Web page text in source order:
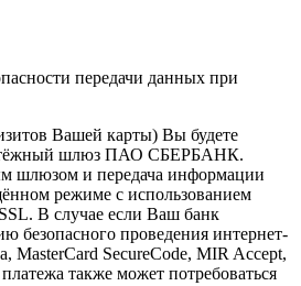
передачи данных при
Вашей карты) Вы будете
шлюз ПАО СБЕРБАНК.
шлюзом и передача информации
режиме с использованием
В случае если Ваш банк
безопасного проведения интернет-
MasterCard SecureCode, MIR Accept,
также может потребоваться